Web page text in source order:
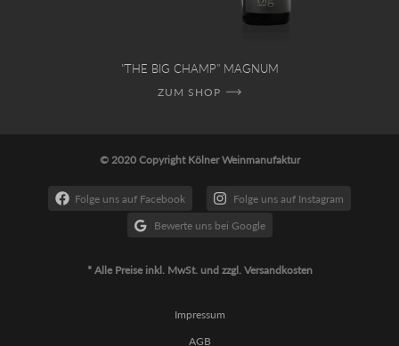
"THE BIG CHAMP" MAGNUM
ZUM SHOP
© 2020 Copyright Kölner Weinmanufaktur
Folge uns auf Facebook
Folge uns auf Instagram
Bewerte uns bei Google
* Alle Preise inkl. MwSt. und zzgl. Versandkosten
Impressum
AGB